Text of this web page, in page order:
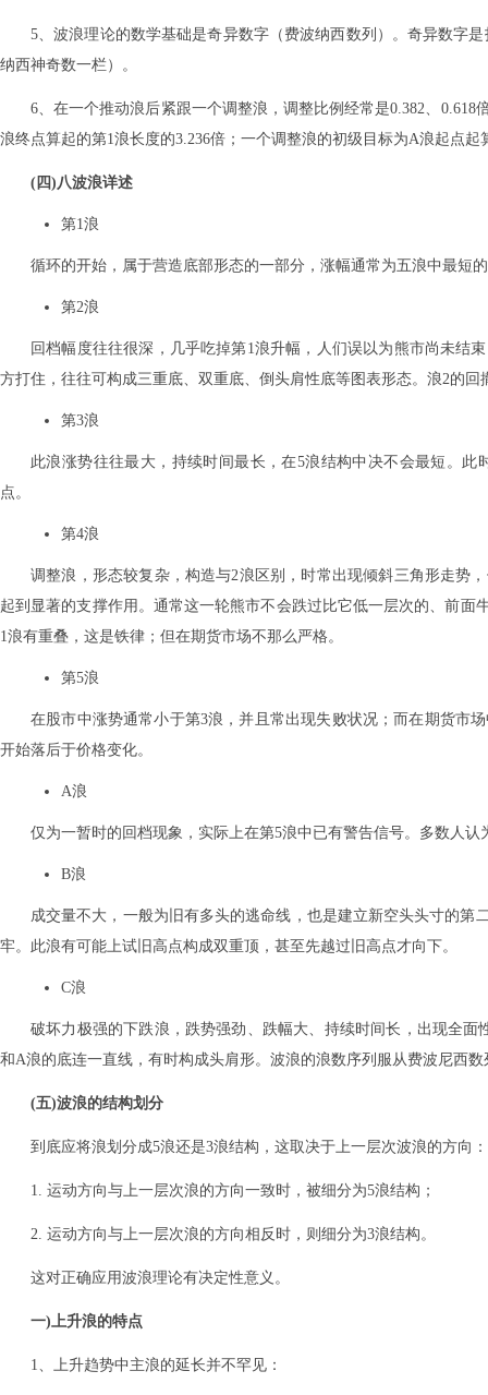
5、波浪理论的数学基础是奇异数字（费波纳西数列）。奇异数字
纳西神奇数一栏）。
6、在一个推动浪后紧跟一个调整浪，调整比例经常是0.382、
浪终点算起的第1浪长度的3.236倍；一个调整浪的初级目标为A浪起点
(四)八波浪详述
第1浪
循环的开始，属于营造底部形态的一部分，涨幅通常为五浪中最短
第2浪
回档幅度往往很深，几乎吃掉第1浪升幅，人们误以为熊市尚未结
方打住，往往可构成三重底、双重底、倒头肩性底等图表形态。浪2的回
第3浪
此浪涨势往往最大，持续时间最长，在5浪结构中决不会最短。
点。
第4浪
调整浪，形态较复杂，构造与2浪区别，时常出现倾斜三角形走势
起到显著的支撑作用。通常这一轮熊市不会跌过比它低一层次的、前
1浪有重叠，这是铁律；但在期货市场不那么严格。
第5浪
在股市中涨势通常小于第3浪，并且常出现失败状况；而在期货市
开始落后于价格变化。
A浪
仅为一暂时的回档现象，实际上在第5浪中已有警告信号。多数人
B浪
成交量不大，一般为旧有多头的逃命线，也是建立新空头头寸的
牢。此浪有可能上试旧高点构成双重顶，甚至先越过旧高点才向下。
C浪
破坏力极强的下跌浪，跌势强劲、跌幅大、持续时间长，出现全
和A浪的底连一直线，有时构成头肩形。波浪的浪数序列服从费波尼西数
(五)波浪的结构划分
到底应将浪划分成5浪还是3浪结构，这取决于上一层次波浪的方向：
1. 运动方向与上一层次浪的方向一致时，被细分为5浪结构；
2. 运动方向与上一层次浪的方向相反时，则细分为3浪结构。
这对正确应用波浪理论有决定性意义。
一)上升浪的特点
1、上升趋势中主浪的延长并不罕见：